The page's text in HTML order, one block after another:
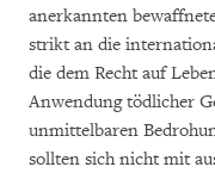
anerkannten
strikt an die
die dem Recht auf
Anwendung tödlicher
unmittelbaren
sollten sich nicht mit